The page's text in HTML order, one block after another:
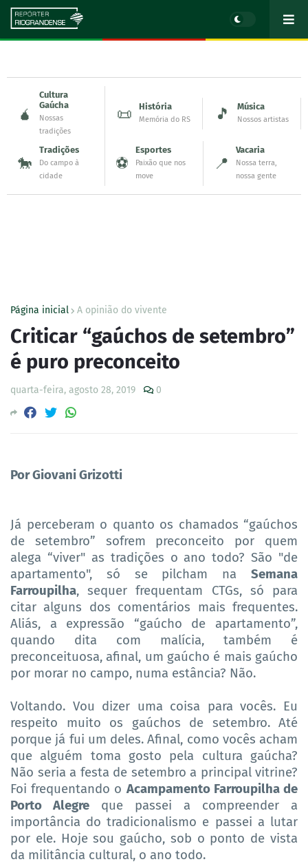
🧉
Cultura
Gaúcha
Nossas
tradições
📜 História
Memória do RS 🎵 Música
Nossos artistas
🐎
Tradições
Do campo à
cidade
⚽
Esportes
Paixão que nos
move
📍
Vacaria
Nossa terra,
nossa gente
Página inicial A opinião do vivente
Criticar “gaúchos de setembro”
é puro preconceito
quarta-feira, agosto 28, 2019 0
Por Giovani Grizotti
Já perceberam o quanto os chamados “gaúchos
de setembro” sofrem preconceito por quem
alega “viver" as tradições o ano todo? São "de
apartamento", só se pilcham na Semana
Farroupilha, sequer frequentam CTGs, só para
citar alguns dos comentários mais frequentes.
Aliás, a expressão “gaúcho de apartamento”,
quando dita com malícia, também é
preconceituosa, afinal, um gaúcho é mais gaúcho
por morar no campo, numa estância? Não.
Voltando. Vou dizer uma coisa para vocês. Eu
respeito muito os gaúchos de setembro. Até
porque já fui um deles. Afinal, como vocês acham
que alguém toma gosto pela cultura gaúcha?
Não seria a festa de setembro a principal vitrine?
Foi frequentando o Acampamento Farroupilha de
Porto Alegre que passei a compreender a
importância do tradicionalismo e passei a lutar
por ele. Hoje sou gaúcho, sob o ponto de vista
da militância cultural, o ano todo.